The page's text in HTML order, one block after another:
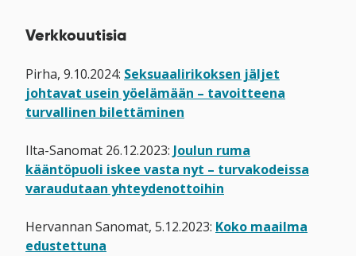
Verkkouutisia
Pirha, 9.10.2024: Seksuaalirikoksen jäljet
johtavat usein yöelämään – tavoitteena
turvallinen bilettäminen
Ilta-Sanomat 26.12.2023: Joulun ruma
kääntöpuoli iskee vasta nyt – turvakodeissa
varaudutaan yhteydenottoihin
Hervannan Sanomat, 5.12.2023: Koko maailma
edustettuna